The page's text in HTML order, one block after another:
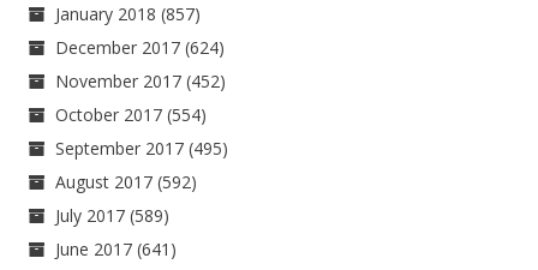
January 2018 (857)
December 2017 (624)
November 2017 (452)
October 2017 (554)
September 2017 (495)
August 2017 (592)
July 2017 (589)
June 2017 (641)